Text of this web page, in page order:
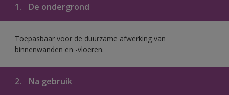
1. De ondergrond
Toepasbaar voor de duurzame afwerking van
binnenwanden en -vloeren.
2. Na gebruik